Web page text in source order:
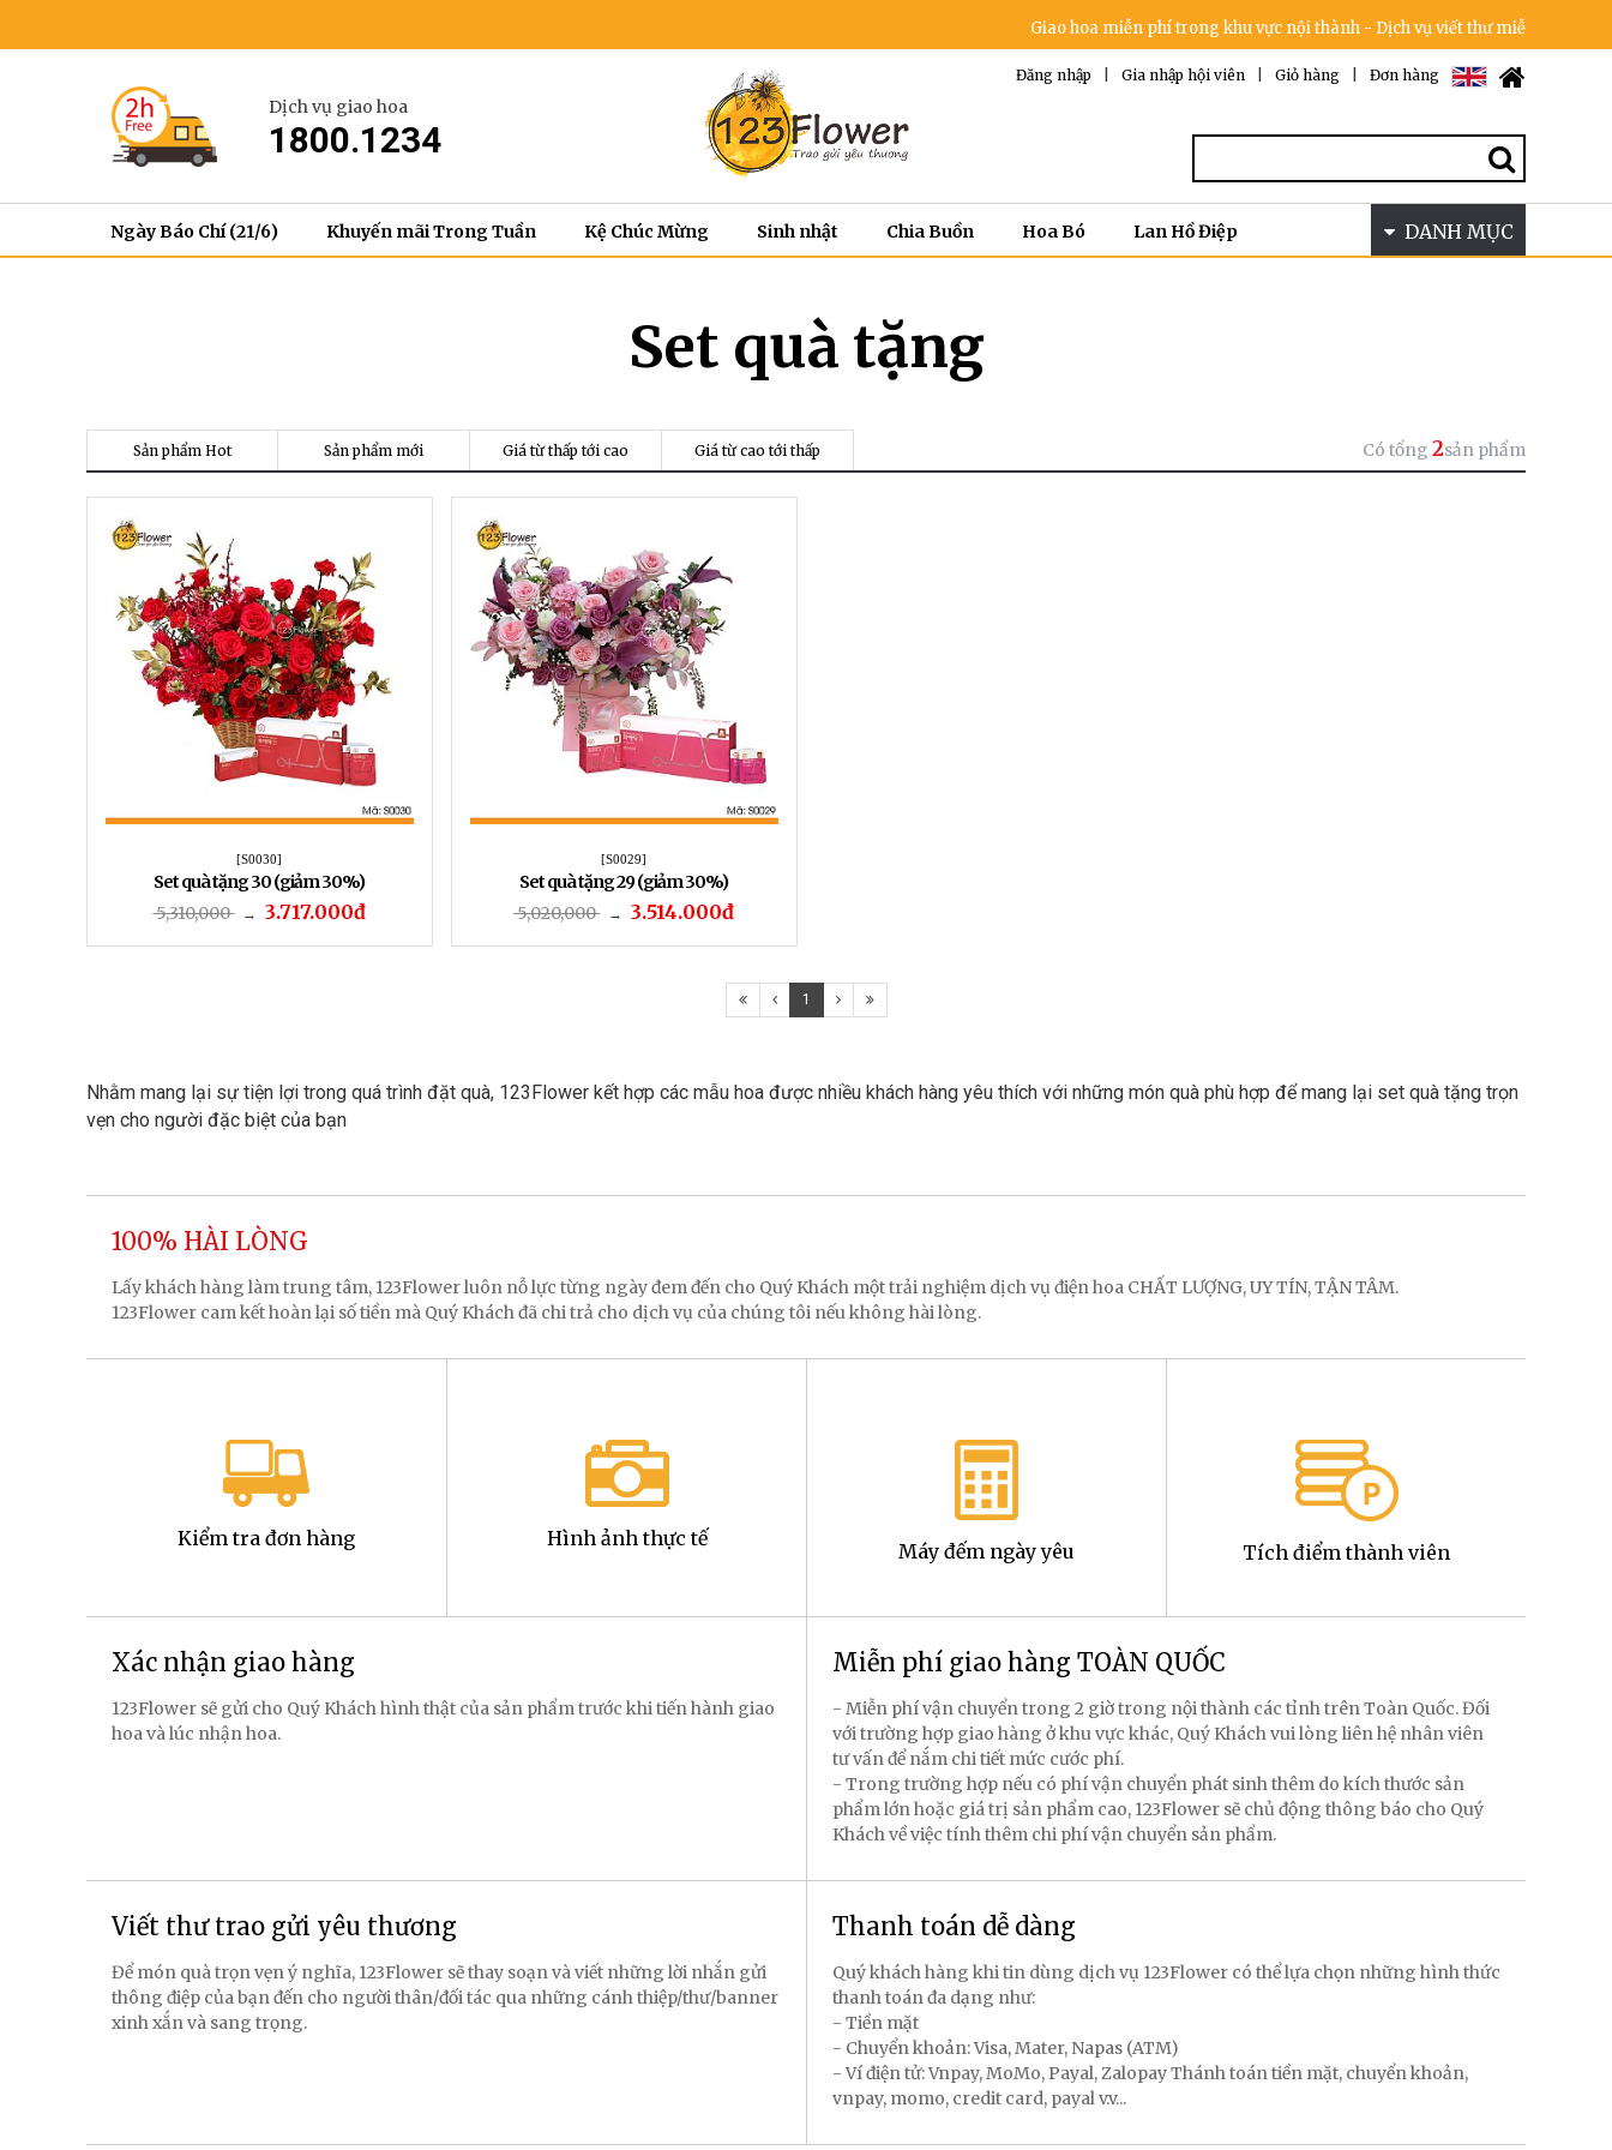
Giao hoa miễn phí trong khu vực nội thành - Dịch vụ viết thư miễn phí - Cam
Dịch vụ giao hoa
1800.1234
Đơn hàng
Giỏ hàng
Gia nhập hội viên
Đăng nhập
Ngày Báo Chí (21/6) Khuyến mãi Trong Tuần Kệ Chúc Mừng Sinh nhật Chia Buồn Hoa Bó Lan Hồ Điệp DANH MỤC
Set quà tặng
Sản phẩm Hot Sản phẩm mới Giá từ thấp tới cao Giá từ cao tới thấp Có tổng 2sản phẩm
[S0030]
Set quà tặng 30 (giảm 30%)
5,310,000 → 3.717.000đ
[S0029]
Set quà tặng 29 (giảm 30%)
5,020,000 → 3.514.000đ
1
Nhằm mang lại sự tiện lợi trong quá trình đặt quà, 123Flower kết hợp các mẫu hoa được nhiều khách hàng yêu thích với những món quà phù hợp để mang lại set quà tặng trọn
vẹn cho người đặc biệt của bạn
100% HÀI LÒNG
Lấy khách hàng làm trung tâm, 123Flower luôn nỗ lực từng ngày đem đến cho Quý Khách một trải nghiệm dịch vụ điện hoa CHẤT LƯỢNG, UY TÍN, TẬN TÂM.
123Flower cam kết hoàn lại số tiền mà Quý Khách đã chi trả cho dịch vụ của chúng tôi nếu không hài lòng.
Kiểm tra đơn hàng Hình ảnh thực tế
Máy đếm ngày yêu Tích điểm thành viên
Xác nhận giao hàng
123Flower sẽ gửi cho Quý Khách hình thật của sản phẩm trước khi tiến hành giao
hoa và lúc nhận hoa.
Miễn phí giao hàng TOÀN QUỐC
- Miễn phí vận chuyển trong 2 giờ trong nội thành các tỉnh trên Toàn Quốc. Đối
với trường hợp giao hàng ở khu vực khác, Quý Khách vui lòng liên hệ nhân viên
tư vấn để nắm chi tiết mức cước phí.
- Trong trường hợp nếu có phí vận chuyển phát sinh thêm do kích thước sản
phẩm lớn hoặc giá trị sản phẩm cao, 123Flower sẽ chủ động thông báo cho Quý
Khách về việc tính thêm chi phí vận chuyển sản phẩm.
Viết thư trao gửi yêu thương
Để món quà trọn vẹn ý nghĩa, 123Flower sẽ thay soạn và viết những lời nhắn gửi
thông điệp của bạn đến cho người thân/đối tác qua những cánh thiệp/thư/banner
xinh xắn và sang trọng.
Thanh toán dễ dàng
Quý khách hàng khi tin dùng dịch vụ 123Flower có thể lựa chọn những hình thức
thanh toán đa dạng như:
- Tiền mặt
- Chuyển khoản: Visa, Mater, Napas (ATM)
- Ví điện tử: Vnpay, MoMo, Payal, Zalopay Thánh toán tiền mặt, chuyển khoản,
vnpay, momo, credit card, payal v.v...